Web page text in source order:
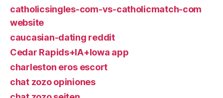
catholicsingles-com-vs-catholicmatch-com
website
caucasian-dating reddit
Cedar Rapids+IA+Iowa app
charleston eros escort
chat zozo opiniones